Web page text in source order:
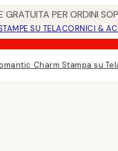
GRATUITA PER ORDINI
SU TELACORNICI &
Charm Stampa su